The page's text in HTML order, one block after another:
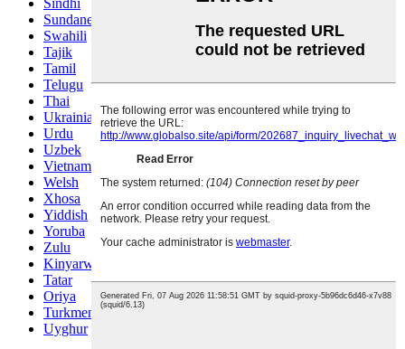
Sindhi
Sundanese
Swahili
Tajik
Tamil
Telugu
Thai
Ukrainian
Urdu
Uzbek
Vietnamese
Welsh
Xhosa
Yiddish
Yoruba
Zulu
Kinyarwanda
Tatar
Oriya
Turkmen
Uyghur